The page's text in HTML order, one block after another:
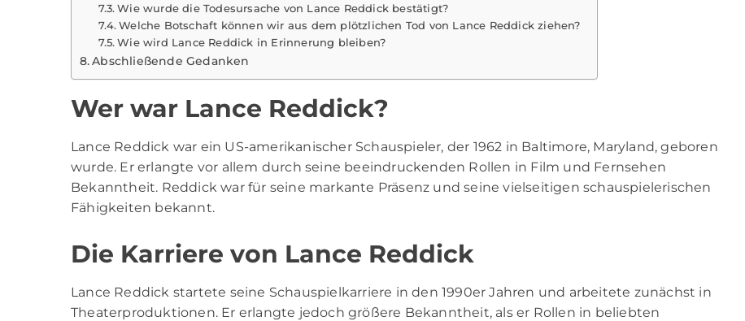
Wie wurde die Todesursache von Lance Reddick bestätigt?
Welche Botschaft können wir aus dem plötzlichen Tod von Lance Reddick ziehen?
Wie wird Lance Reddick in Erinnerung bleiben?
Abschließende Gedanken
Wer war Lance Reddick?
Lance Reddick war ein US-amerikanischer Schauspieler, der 1962 in Baltimore, Maryland, geboren
wurde. Er erlangte vor allem durch seine beeindruckenden Rollen in Film und Fernsehen
Bekanntheit. Reddick war für seine markante Präsenz und seine vielseitigen schauspielerischen
Fähigkeiten bekannt.
Die Karriere von Lance Reddick
Lance Reddick startete seine Schauspielkarriere in den 1990er Jahren und arbeitete zunächst in
Theaterproduktionen. Er erlangte jedoch größere Bekanntheit, als er Rollen in beliebten